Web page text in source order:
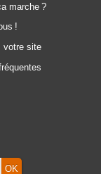
marche ?
!
votre site
OK